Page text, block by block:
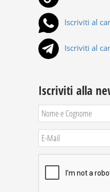
Iscriviti al
Iscriviti al
Iscriviti alla